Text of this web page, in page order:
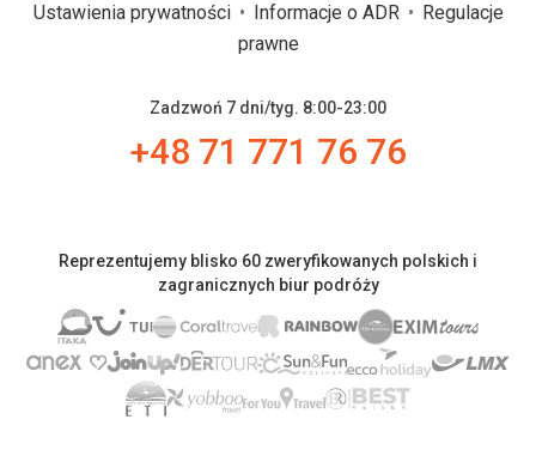
Ustawienia prywatności
Informacje o ADR
Regulacje
prawne
Zadzwoń 7 dni/tyg. 8:00-23:00
+48 71 771 76 76
Reprezentujemy blisko 60 zweryfikowanych polskich i
zagranicznych biur podróży